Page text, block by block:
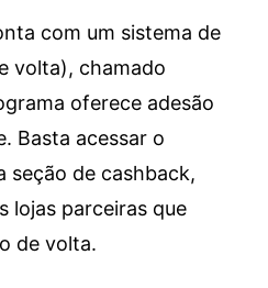
com um sistema de
volta), chamado
oferece adesão
Basta acessar o
seção de cashback,
lojas parceiras que
de volta.